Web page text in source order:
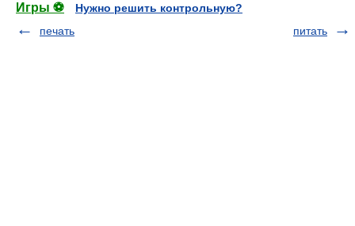
Игры ⚽
Нужно решить контрольную?
печать
питать